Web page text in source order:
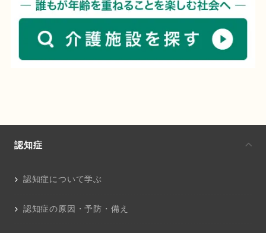
認知症
認知症について学ぶ
認知症の原因・予防・備え